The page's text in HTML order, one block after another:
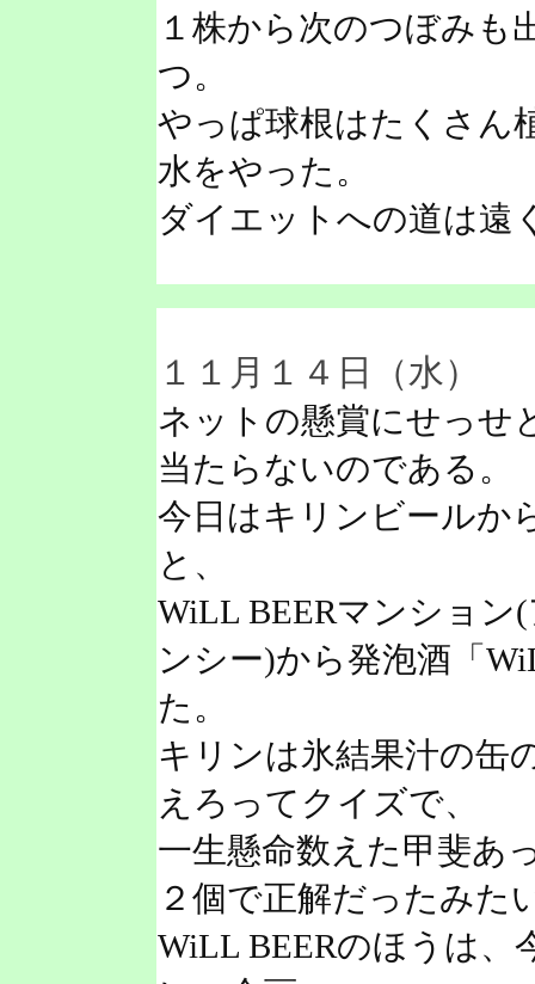
１株から次のつぼみも
つ。
やっぱ球根はたくさん
水をやった。
ダイエットへの道は遠
１１月１４日（水）
ネットの懸賞にせっせ
当たらないのである。
今日はキリンビールか
と、
WiLL BEERマンション
ンシー)から発泡酒「
た。
キリンは氷結果汁の缶
えろってクイズで、
一生懸命数えた甲斐あ
２個で正解だったみた
WiLL BEERのほうは、